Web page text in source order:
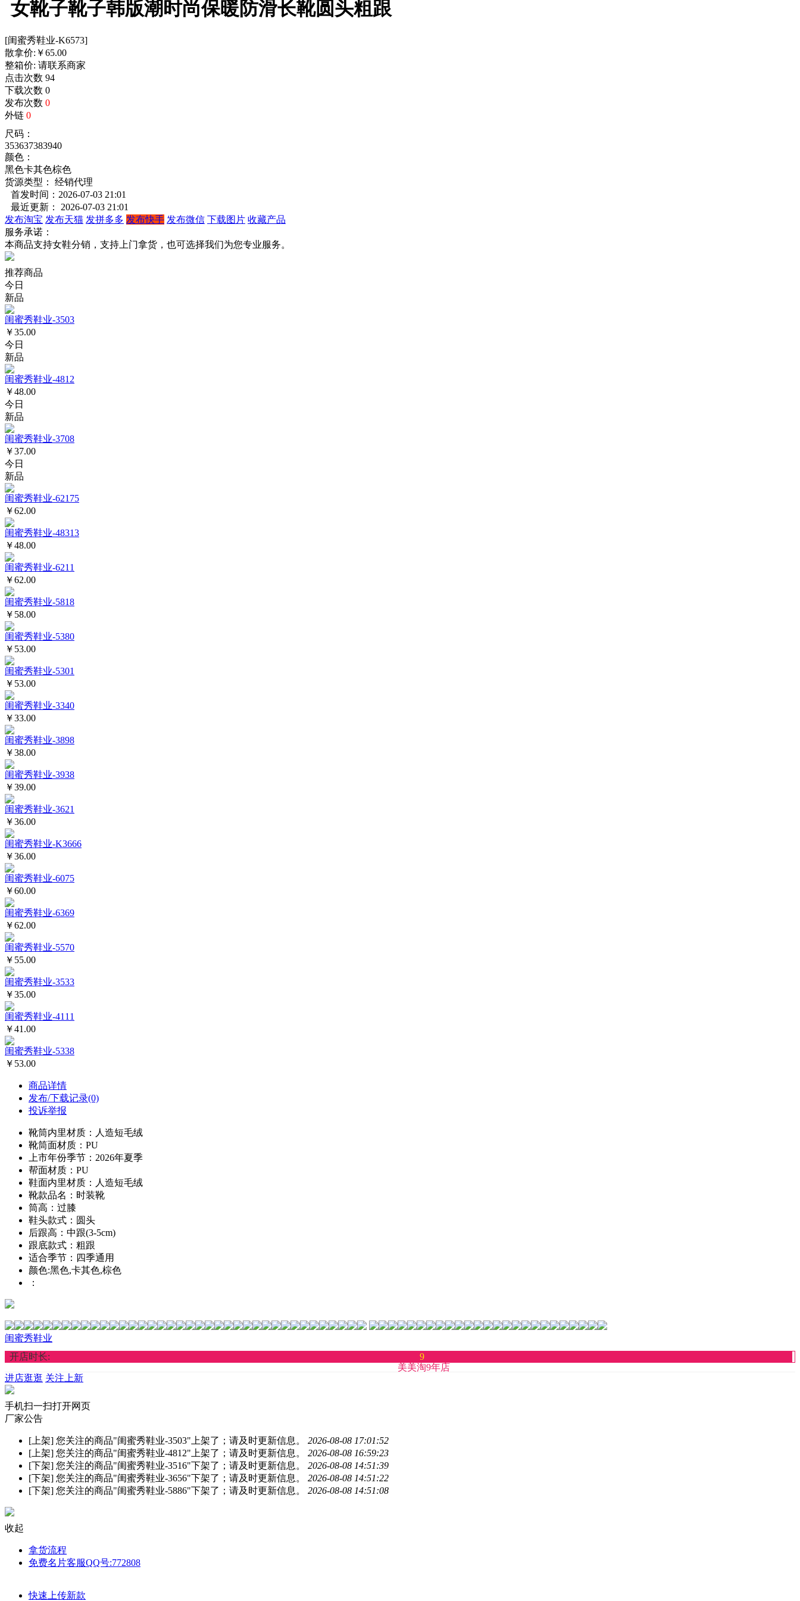
女靴子靴子韩版潮时尚保暖防滑长靴圆头粗跟
[闺蜜秀鞋业-K6573]
散拿价: ￥65.00
整箱价: 请联系商家
点击次数 94
下载次数 0
发布次数 0
外链 0
尺码：
353637383940
颜色：
黑色卡其色棕色
货源类型： 经销代理
首发时间：2026-07-03 21:01
最近更新： 2026-07-03 21:01
发布淘宝 发布天猫 发拼多多 发布快手 发布微信 下载图片 收藏产品
服务承诺：
本商品支持女鞋分销，支持上门拿货，也可选择我们为您专业服务。
推荐商品
今日
新品
闺蜜秀鞋业-3503
￥35.00
今日
新品
闺蜜秀鞋业-4812
￥48.00
今日
新品
闺蜜秀鞋业-3708
￥37.00
今日
新品
闺蜜秀鞋业-62175
￥62.00
闺蜜秀鞋业-48313
￥48.00
闺蜜秀鞋业-6211
￥62.00
闺蜜秀鞋业-5818
￥58.00
闺蜜秀鞋业-5380
￥53.00
闺蜜秀鞋业-5301
￥53.00
闺蜜秀鞋业-3340
￥33.00
闺蜜秀鞋业-3898
￥38.00
闺蜜秀鞋业-3938
￥39.00
闺蜜秀鞋业-3621
￥36.00
闺蜜秀鞋业-K3666
￥36.00
闺蜜秀鞋业-6075
￥60.00
闺蜜秀鞋业-6369
￥62.00
闺蜜秀鞋业-5570
￥55.00
闺蜜秀鞋业-3533
￥35.00
闺蜜秀鞋业-4111
￥41.00
闺蜜秀鞋业-5338
￥53.00
商品详情
发布/下载记录(0)
投诉举报
靴筒内里材质：人造短毛绒
靴筒面材质：PU
上市年份季节：2026年夏季
帮面材质：PU
鞋面内里材质：人造短毛绒
靴款品名：时装靴
筒高：过膝
鞋头款式：圆头
后跟高：中跟(3-5cm)
跟底款式：粗跟
适合季节：四季通用
颜色:黑色,卡其色,棕色
：
闺蜜秀鞋业
开店时长:
9
美美淘9年店
进店逛逛 关注上新
手机扫一扫打开网页
厂家公告
[上架] 您关注的商品"闺蜜秀鞋业-3503"上架了；请及时更新信息。 2026-08-08 17:01:52
[上架] 您关注的商品"闺蜜秀鞋业-4812"上架了；请及时更新信息。 2026-08-08 16:59:23
[下架] 您关注的商品"闺蜜秀鞋业-3516"下架了；请及时更新信息。 2026-08-08 14:51:39
[下架] 您关注的商品"闺蜜秀鞋业-3656"下架了；请及时更新信息。 2026-08-08 14:51:22
[下架] 您关注的商品"闺蜜秀鞋业-5886"下架了；请及时更新信息。 2026-08-08 14:51:08
收起
拿货流程
免费名片客服QQ号:772808
快速上传新款